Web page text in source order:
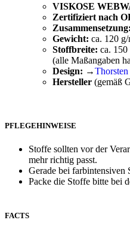
Whatsapp
VISKOSE
Zertifiziert nach
Zusammensetzung:
Gewicht: ca. 120 g/
Stoffbreite: ca. 150
(alle Maßangaben
Design: →
Hersteller (gemäß
PFLEGEHINWEISE
Stoffe sollten vor der
mehr richtig passt.
Gerade bei farbintensiven
Packe die Stoffe bitte bei
FACTS